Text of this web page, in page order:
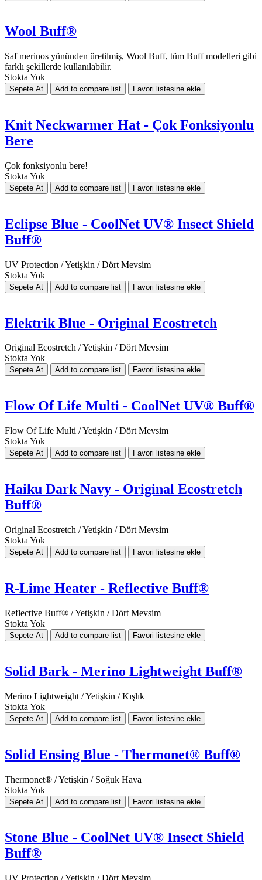
Wool Buff®
Saf merinos yününden üretilmiş, Wool Buff, tüm Buff modelleri gibi
farklı şekillerde kullanılabilir.
Stokta Yok
Knit Neckwarmer Hat - Çok Fonksiyonlu
Bere
Çok fonksiyonlu bere!
Stokta Yok
Eclipse Blue - CoolNet UV® Insect Shield
Buff®
UV Protection / Yetişkin / Dört Mevsim
Stokta Yok
Elektrik Blue - Original Ecostretch
Original Ecostretch / Yetişkin / Dört Mevsim
Stokta Yok
Flow Of Life Multi - CoolNet UV® Buff®
Flow Of Life Multi / Yetişkin / Dört Mevsim
Stokta Yok
Haiku Dark Navy - Original Ecostretch
Buff®
Original Ecostretch / Yetişkin / Dört Mevsim
Stokta Yok
R-Lime Heater - Reflective Buff®
Reflective Buff® / Yetişkin / Dört Mevsim
Stokta Yok
Solid Bark - Merino Lightweight Buff®
Merino Lightweight / Yetişkin / Kışlık
Stokta Yok
Solid Ensing Blue - Thermonet® Buff®
Thermonet® / Yetişkin / Soğuk Hava
Stokta Yok
Stone Blue - CoolNet UV® Insect Shield
Buff®